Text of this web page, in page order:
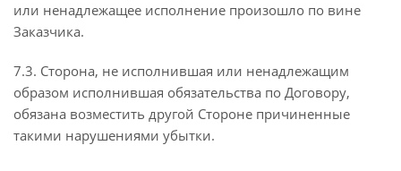
или ненадлежащее исполнение произошло по вине
Заказчика.
7.3. Сторона, не исполнившая или ненадлежащим
образом исполнившая обязательства по Договору,
обязана возместить другой Стороне причиненные
такими нарушениями убытки.